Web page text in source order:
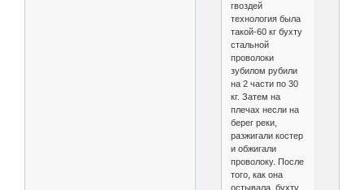
гвоздей
технология была
такой-60 кг бухту
стальной
проволоки
зубилом рубили
на 2 части по 30
кг. Затем на
плечах несли на
берег реки,
разжигали костер
и обжигали
проволоку. После
того, как она
остывала, бухту